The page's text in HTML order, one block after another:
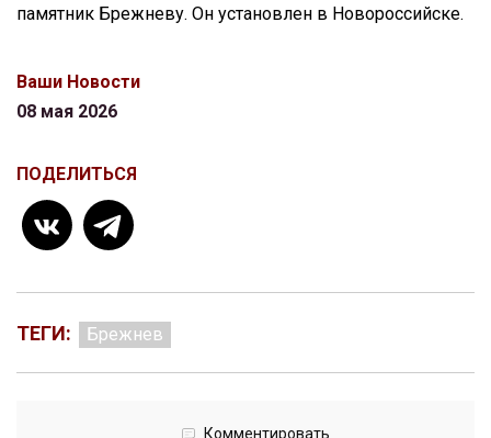
памятник Брежневу. Он установлен в Новороссийске.
Ваши Новости
08 мая 2026
ПОДЕЛИТЬСЯ
ТЕГИ: Брежнев
Комментировать